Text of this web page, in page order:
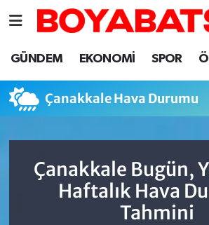
GÜNDEM EKONOMİ SPOR
Çanakkale Hava Durumu
Çanakkale Bugün,
Haftalık Hava
Tahmini
Sinop Nöbetçi Eczaneler
Sinop Hava Durumu
Sinop Trafik Yoğunluk Haritası
Süper Lig Puan Durumu ve